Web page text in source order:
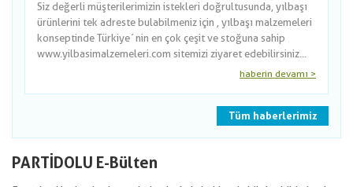
Siz değerli müşterilerimizin istekleri doğrultusunda, yılbaşı
ürünlerini tek adreste bulabilmeniz için , yılbaşı malzemeleri
konseptinde Türkiye´nin en çok çeşit ve stoğuna sahip
www.yilbasimalzemeleri.com sitemizi ziyaret edebilirsiniz...
haberin devamı >
Tüm haberlerimiz
PARTİDOLU E-Bülten